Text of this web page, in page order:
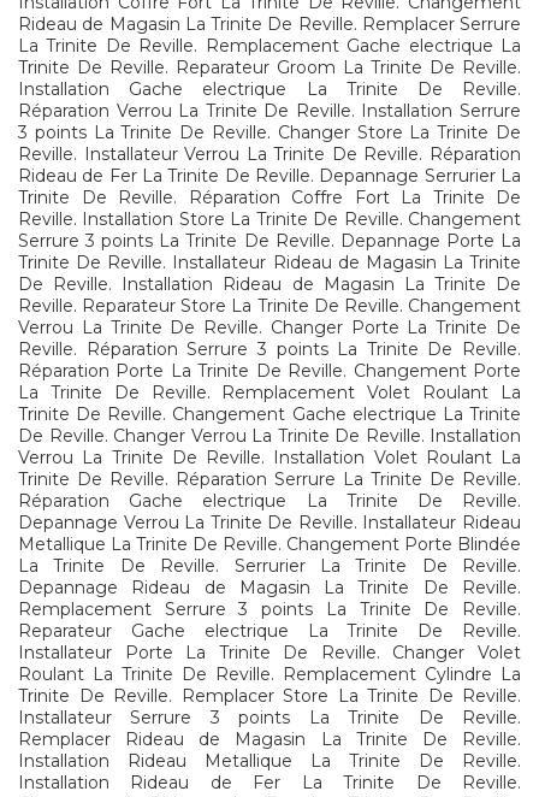
Rideau de Magasin La Trinite De Reville. Remplacer Serrure
La Trinite De Reville. Remplacement Gache electrique La
Trinite De Reville. Reparateur Groom La Trinite De Reville.
Installation Gache electrique La Trinite De Reville.
Réparation Verrou La Trinite De Reville. Installation Serrure
3 points La Trinite De Reville. Changer Store La Trinite De
Reville. Installateur Verrou La Trinite De Reville. Réparation
Rideau de Fer La Trinite De Reville. Depannage Serrurier La
Trinite De Reville. Réparation Coffre Fort La Trinite De
Reville. Installation Store La Trinite De Reville. Changement
Serrure 3 points La Trinite De Reville. Depannage Porte La
Trinite De Reville. Installateur Rideau de Magasin La Trinite
De Reville. Installation Rideau de Magasin La Trinite De
Reville. Reparateur Store La Trinite De Reville. Changement
Verrou La Trinite De Reville. Changer Porte La Trinite De
Reville. Réparation Serrure 3 points La Trinite De Reville.
Réparation Porte La Trinite De Reville. Changement Porte
La Trinite De Reville. Remplacement Volet Roulant La
Trinite De Reville. Changement Gache electrique La Trinite
De Reville. Changer Verrou La Trinite De Reville. Installation
Verrou La Trinite De Reville. Installation Volet Roulant La
Trinite De Reville. Réparation Serrure La Trinite De Reville.
Réparation Gache electrique La Trinite De Reville.
Depannage Verrou La Trinite De Reville. Installateur Rideau
Metallique La Trinite De Reville. Changement Porte Blindée
La Trinite De Reville. Serrurier La Trinite De Reville.
Depannage Rideau de Magasin La Trinite De Reville.
Remplacement Serrure 3 points La Trinite De Reville.
Reparateur Gache electrique La Trinite De Reville.
Installateur Porte La Trinite De Reville. Changer Volet
Roulant La Trinite De Reville. Remplacement Cylindre La
Trinite De Reville. Remplacer Store La Trinite De Reville.
Installateur Serrure 3 points La Trinite De Reville.
Remplacer Rideau de Magasin La Trinite De Reville.
Installation Rideau Metallique La Trinite De Reville.
Installation Rideau de Fer La Trinite De Reville.